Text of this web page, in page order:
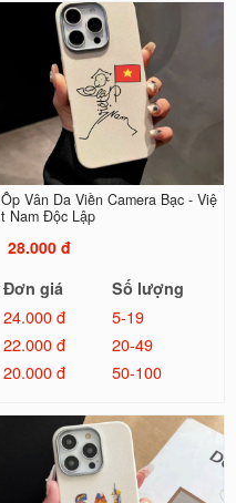
Ốp Vân Da Viền Camera Bạc - Việ
t Nam Độc Lập
28.000 đ
Đơn giá
Số lượng
24.000 đ
5-19
22.000 đ
20-49
20.000 đ
50-100